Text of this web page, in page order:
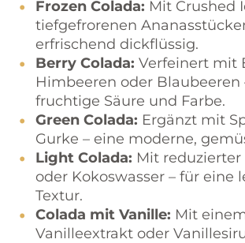
Frozen Colada: Mit Crushed
tiefgefrorenen
erfrischend dickflüssig.
Berry Colada: Verfeinert mit
Himbeeren oder Blaubeeren
fruchtige Säure und Farbe.
Green Colada: Ergänzt mit
Gurke – eine moderne,
Light Colada: Mit
oder Kokoswasser – für eine
Textur.
Colada mit Vanille: Mit
Vanilleextrakt oder